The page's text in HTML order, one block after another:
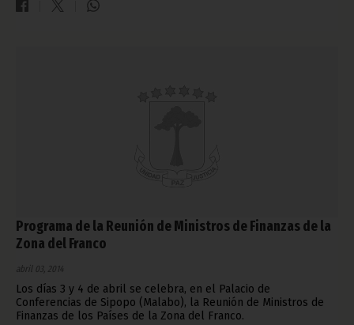
Programa de la Reunión de Ministros de Finanzas de la
Zona del Franco
abril 03, 2014
Los días 3 y 4 de abril se celebra, en el Palacio de
Conferencias de Sipopo (Malabo), la Reunión de Ministros de
Finanzas de los Países de la Zona del Franco.